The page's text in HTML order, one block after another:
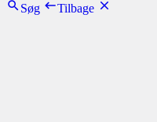
Søg Tilbage